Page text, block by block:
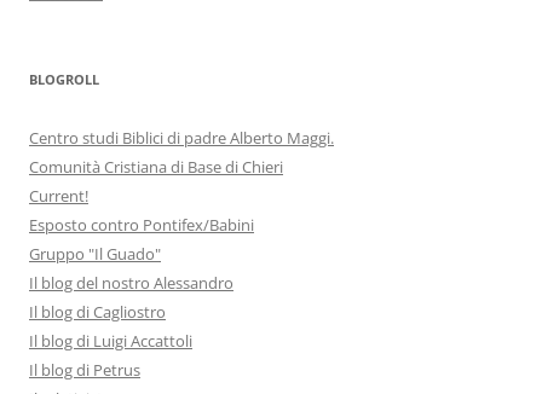
BLOGROLL
Centro studi Biblici di padre Alberto Maggi.
Comunità Cristiana di Base di Chieri
Current!
Esposto contro Pontifex/Babini
Gruppo "Il Guado"
Il blog del nostro Alessandro
Il blog di Cagliostro
Il blog di Luigi Accattoli
Il blog di Petrus